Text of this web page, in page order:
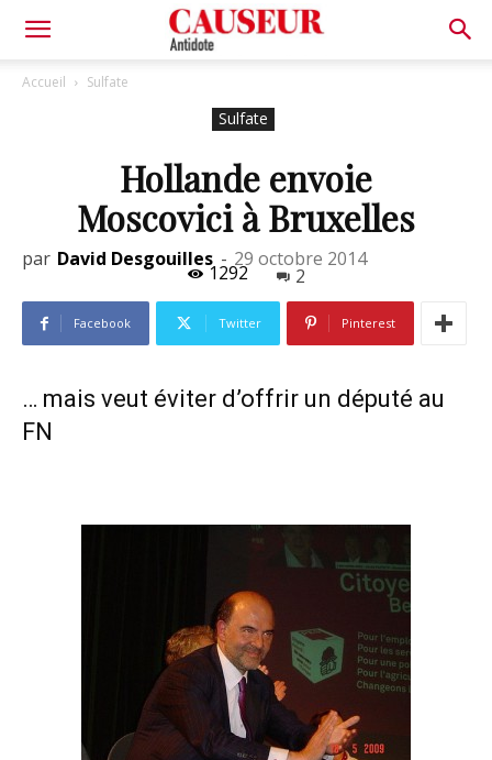
Antidote
Accueil Sulfate
Sulfate
Hollande envoie
Moscovici à Bruxelles
par David Desgouilles - 29 octobre 2014
1292 2
Facebook Twitter Pinterest
… mais veut éviter d’offrir un député au
FN